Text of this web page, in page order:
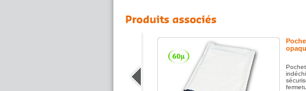
économique avec fermeture adhésive, le